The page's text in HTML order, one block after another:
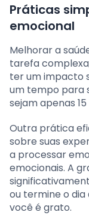
Práticas
emocional
Melhorar a
tarefa
ter um impacto
um tempo para
sejam apenas
Outra prática
sobre suas
a processar
emocionais. A
ou termine o dia
você é grato.